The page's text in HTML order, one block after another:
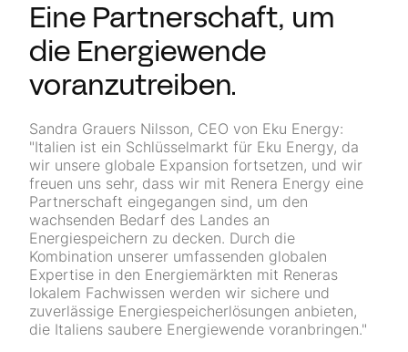
Eine Partnerschaft, um
die Energiewende
voranzutreiben.
Sandra Grauers Nilsson, CEO von Eku Energy:
"Italien ist ein Schlüsselmarkt für Eku Energy, da
wir unsere globale Expansion fortsetzen, und wir
freuen uns sehr, dass wir mit Renera Energy eine
Partnerschaft eingegangen sind, um den
wachsenden Bedarf des Landes an
Energiespeichern zu decken. Durch die
Kombination unserer umfassenden globalen
Expertise in den Energiemärkten mit Reneras
lokalem Fachwissen werden wir sichere und
zuverlässige Energiespeicherlösungen anbieten,
die Italiens saubere Energiewende voranbringen."